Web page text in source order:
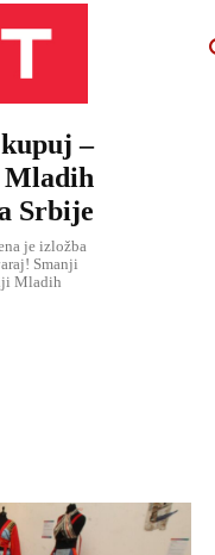
–
Mladih
Srbije
je izložba
Smanji
Mladih